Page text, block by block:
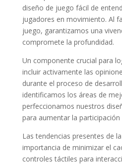
diseño de juego fácil de
jugadores en movimiento. Al
juego, garantizamos una
compromete la profundidad.
Un componente crucial para
incluir activamente las
durante el proceso de
identificamos los áreas de
perfeccionamos nuestros
para aumentar la participación
Las tendencias presentes de
importancia de minimizar el
controles táctiles para